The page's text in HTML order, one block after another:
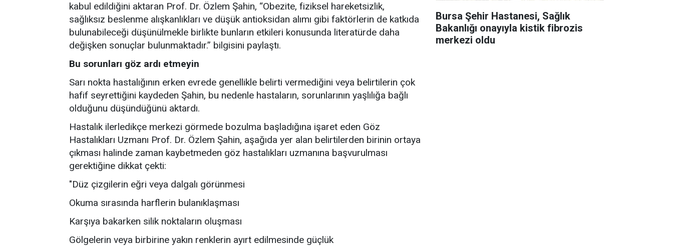
kabul edildiğini aktaran Prof. Dr. Özlem Şahin, “Obezite, fiziksel hareketsizlik,
sağlıksız beslenme alışkanlıkları ve düşük antioksidan alımı gibi faktörlerin de katkıda
bulunabileceği düşünülmekle birlikte bunların etkileri konusunda literatürde daha
değişken sonuçlar bulunmaktadır.” bilgisini paylaştı.
Bu sorunları göz ardı etmeyin
Sarı nokta hastalığının erken evrede genellikle belirti vermediğini veya belirtilerin çok
hafif seyrettiğini kaydeden Şahin, bu nedenle hastaların, sorunlarının yaşlılığa bağlı
olduğunu düşündüğünü aktardı.
Hastalık ilerledikçe merkezi görmede bozulma başladığına işaret eden Göz
Hastalıkları Uzmanı Prof. Dr. Özlem Şahin, aşağıda yer alan belirtilerden birinin ortaya
çıkması halinde zaman kaybetmeden göz hastalıkları uzmanına başvurulması
gerektiğine dikkat çekti:
"Düz çizgilerin eğri veya dalgalı görünmesi
Okuma sırasında harflerin bulanıklaşması
Karşıya bakarken silik noktaların oluşması
Gölgelerin veya birbirine yakın renklerin ayırt edilmesinde güçlük
Bursa Şehir Hastanesi, Sağlık
Bakanlığı onayıyla kistik fibrozis
merkezi oldu